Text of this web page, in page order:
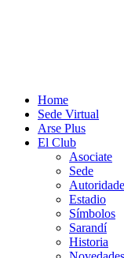
Home
Sede Virtual
Arse Plus
El Club
Asociate
Sede
Estadio
Símbolos
Sarandí
Historia